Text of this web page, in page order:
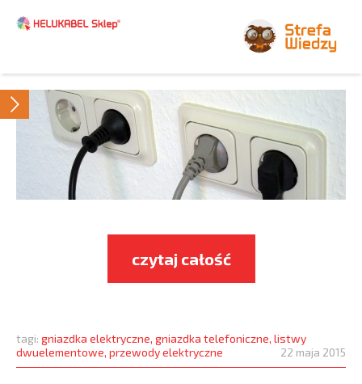
czytaj całość
tagi: gniazdka elektryczne, gniazdka telefoniczne, listwy
dwuelementowe, przewody elektryczne 22 maja 2015